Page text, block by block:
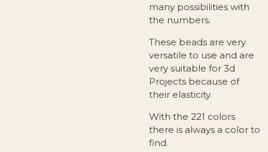
many possibilities with
the numbers.
These beads are very
versatile to use and are
very suitable for 3d
Projects because of
their elasticity.
With the 221 colors
there is always a color to
find.